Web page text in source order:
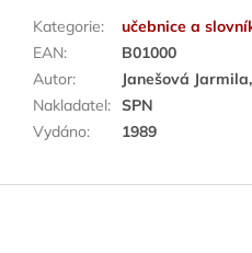
Kategorie:
učebnice a
EAN:
B01000
Autor:
Janešová
Nakladatel: SPN
Vydáno: 1989
Z